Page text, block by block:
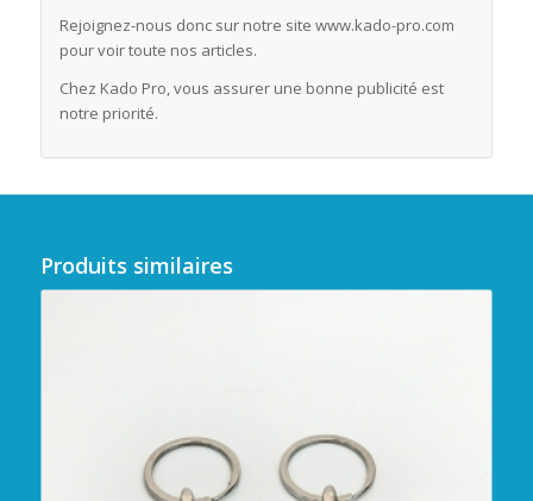
Rejoignez-nous donc sur notre site www.kado-pro.com
pour voir toute nos articles.
Chez Kado Pro, vous assurer une bonne publicité est
notre priorité.
Produits similaires